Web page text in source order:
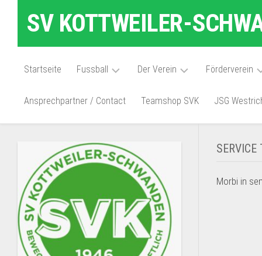
SV KOTTWEILER-
Startseite Fussball
1.
2.Mannschaft
1.
2.
Mannschaft
Frauen
Der Verein
Vorstand
Mitglied
werden
Schiedsrichter
Vereinschronik
Förderverein
Vorstand
Förderverein
Satzung
Ansprechpartner / Contact Teamshop SVK JSG
Morbi in